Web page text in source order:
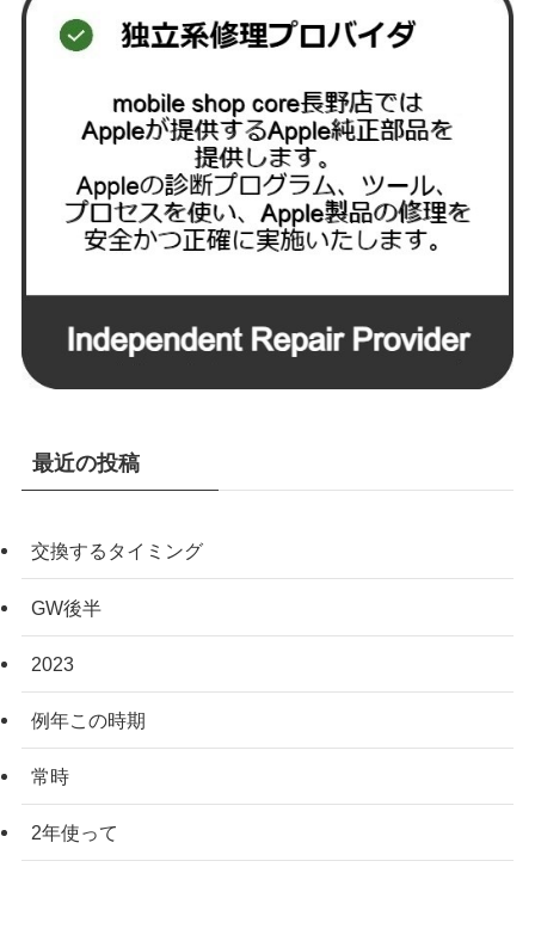
最近の投稿
交換するタイミング
GW後半
2023
例年この時期
常時
2年使って